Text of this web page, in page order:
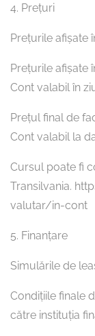
4. Prețuri
Prețurile afișate
Prețurile afișate
Cont valabil în
Prețul final de
Cont valabil la
Cursul poate fi
Transilvania.
valutar/in-cont
5. Finanțare
Simulările de
Condițiile finale
către instituția